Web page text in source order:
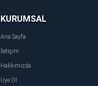
KURUMSAL
Ana Sayfa
İletişim
Hakkımızda
Üye Ol